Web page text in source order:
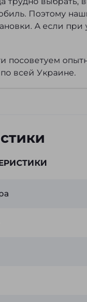
Поэтому
А если
посоветуем
всей Украине.